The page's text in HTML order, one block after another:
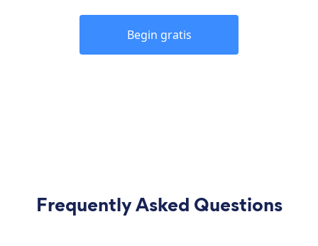
Begin gratis
Frequently Asked Questions